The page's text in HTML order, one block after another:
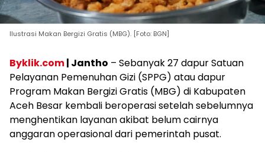
Ilustrasi Makan Bergizi Gratis (MBG). [Foto: BGN]
Byklik.com| Jantho – Sebanyak 27 dapur Satuan
Pelayanan Pemenuhan Gizi (SPPG) atau dapur
Program Makan Bergizi Gratis (MBG) di Kabupaten
Aceh Besar kembali beroperasi setelah sebelumnya
menghentikan layanan akibat belum cairnya
anggaran operasional dari pemerintah pusat.